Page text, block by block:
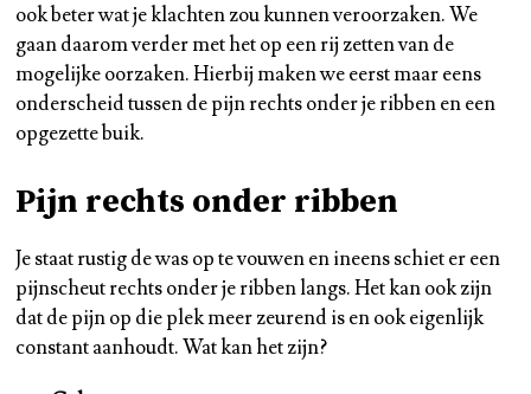
ook beter wat je klachten zou kunnen veroorzaken. We
gaan daarom verder met het op een rij zetten van de
mogelijke oorzaken. Hierbij maken we eerst maar eens
onderscheid tussen de pijn rechts onder je ribben en een
opgezette buik.
Pijn rechts onder ribben
Je staat rustig de was op te vouwen en ineens schiet er een
pijnscheut rechts onder je ribben langs. Het kan ook zijn
dat de pijn op die plek meer zeurend is en ook eigenlijk
constant aanhoudt. Wat kan het zijn?